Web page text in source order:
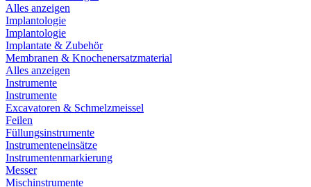
Alles anzeigen
Implantologie
Implantologie
Implantate & Zubehör
Membranen & Knochenersatzmaterial
Alles anzeigen
Instrumente
Instrumente
Excavatoren & Schmelzmeissel
Feilen
Füllungsinstrumente
Instrumenteneinsätze
Instrumentenmarkierung
Messer
Mischinstrumente